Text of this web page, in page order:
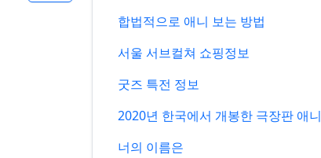
합법적으로 애니 보는 방법
서울 서브컬쳐 쇼핑정보
굿즈 특전 정보
2020년 한국에서 개봉한 극장판 애니
너의 이름은